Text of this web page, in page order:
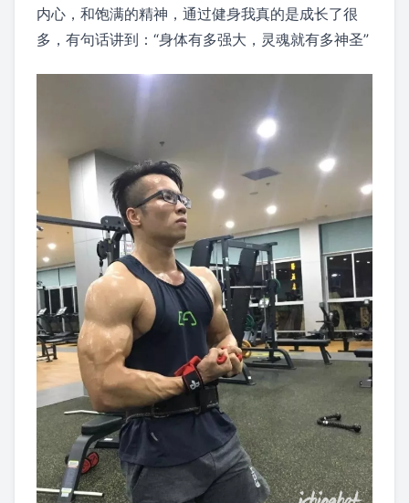
内心，和饱满的精神，通过健身我真的是成长了很
多，有句话讲到：“身体有多强大，灵魂就有多神圣”